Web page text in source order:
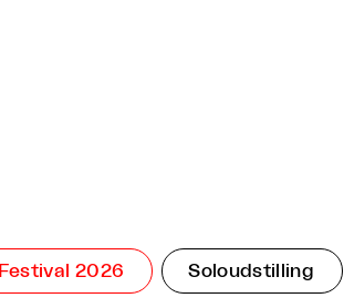
Festival 2026 Soloudstilling